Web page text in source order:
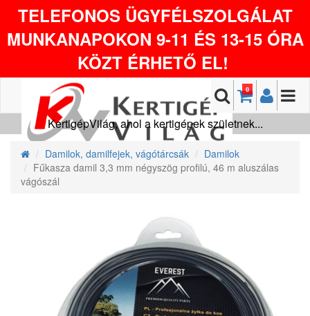
TELEFONOS ÜGYFÉLSZOLGÁLAT
MUNKANAPOKON 9-11 ÉS 13-15 ÓRA
KÖZT ÉRHETŐ EL!
0
KertigépVilág, ahol a kertigépek születnek...
Damilok, damilfejek, vágótárcsák
Damilok
Fűkasza damil 3,3 mm négyszög profilú, 46 m aluszálas
vágószál